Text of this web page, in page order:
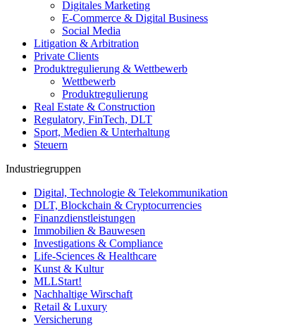
Digitales Marketing
E-Commerce & Digital Business
Social Media
Litigation & Arbitration
Private Clients
Produktregulierung & Wettbewerb
Wettbewerb
Produktregulierung
Real Estate & Construction
Regulatory, FinTech, DLT
Sport, Medien & Unterhaltung
Steuern
Industriegruppen
Digital, Technologie & Telekommunikation
DLT, Blockchain & Cryptocurrencies
Finanzdienstleistungen
Immobilien & Bauwesen
Investigations & Compliance
Life-Sciences & Healthcare
Kunst & Kultur
MLLStart!
Nachhaltige Wirschaft
Retail & Luxury
Versicherung